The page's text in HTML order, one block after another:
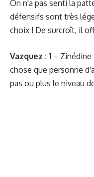
On n'a pas senti la
défensifs sont très
choix ! De surcroît, il
Vazquez : 1 – Zinédine
chose que personne
pas ou plus le niveau